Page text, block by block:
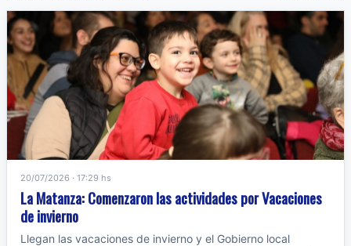
20/07/2026 · 17:29 hs
La Matanza: Comenzaron las actividades por Vacaciones
de invierno
Llegan las vacaciones de invierno y el Gobierno local